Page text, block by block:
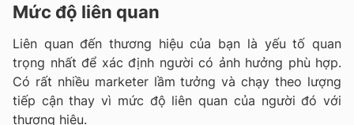
Mức độ liên quan
Liên quan đến thương hiệu của bạn là yếu tố quan
trọng nhất để xác định người có ảnh hưởng phù hợp.
Có rất nhiều marketer lầm tưởng và chạy theo lượng
tiếp cận thay vì mức độ liên quan của người đó với
thương hiệu.